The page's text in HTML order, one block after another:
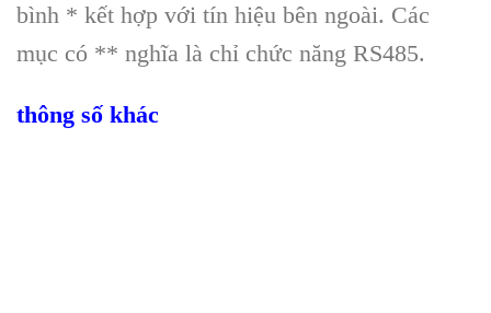
bình * kết hợp với tín hiệu bên ngoài. Các
mục có ** nghĩa là chỉ chức năng RS485.
thông số khác